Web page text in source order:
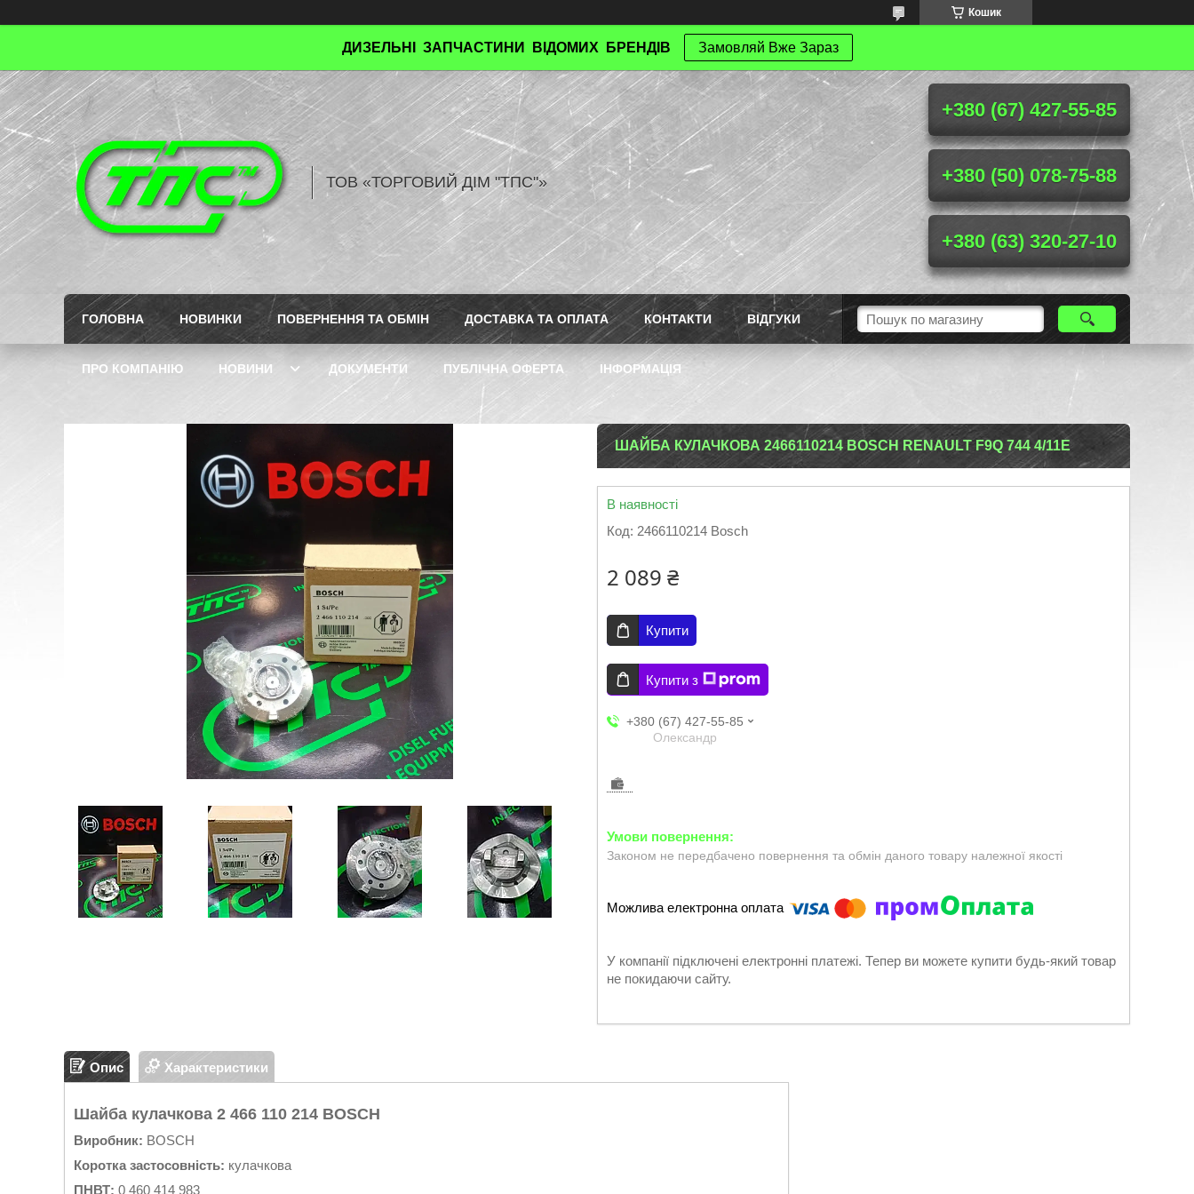
Кошик
ДИЗЕЛЬНІ ЗАПЧАСТИНИ ВІДОМИХ БРЕНДІВ Замовляй Вже Зараз
ТОВ «ТОРГОВИЙ ДІМ "ТПС"»
+380 (67) 427-55-85
+380 (50) 078-75-88
+380 (63) 320-27-10
ГОЛОВНА НОВИНКИ ПОВЕРНЕННЯ ТА ОБМІН ДОСТАВКА ТА ОПЛАТА КОНТАКТИ ВІДГУКИ
ПРО КОМПАНІЮ НОВИНИ ДОКУМЕНТИ ПУБЛІЧНА ОФЕРТА ІНФОРМАЦІЯ
ШАЙБА КУЛАЧКОВА 2466110214 BOSCH RENAULT F9Q 744 4/11E
В наявності
Код: 2466110214 Bosch
2 089 ₴
Купити
Купити з
+380 (67) 427-55-85
Олександр
Законом не передбачено повернення та обмін даного товару належної якості
У компанії підключені електронні платежі. Тепер ви можете купити будь-який товар
не покидаючи сайту.
Опис Характеристики
Шайба кулачкова 2 466 110 214 BOSCH
Виробник: BOSCH
Коротка застосовність: кулачкова
ПНВТ: 0 460 414 983